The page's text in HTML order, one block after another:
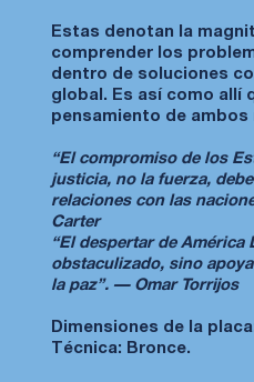
Estas denotan la
comprender los
dentro de soluciones
global. Es así como allí
pensamiento de ambos
“El compromiso de los
justicia, no la fuerza,
relaciones con las
Carter
“El despertar de América
obstaculizado, sino
la paz”. — Omar Torrijos
Dimensiones de la
Técnica: Bronce.